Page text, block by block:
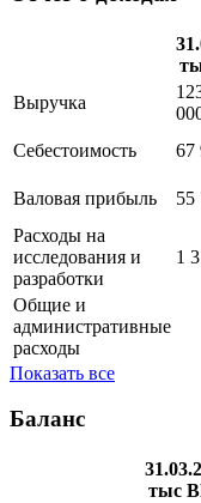
Выручка
Себестоимость
67
Валовая прибыль 55
Расходы на
исследования и
разработки
1
Общие и
административные
расходы
Показать все
Баланс
тыс